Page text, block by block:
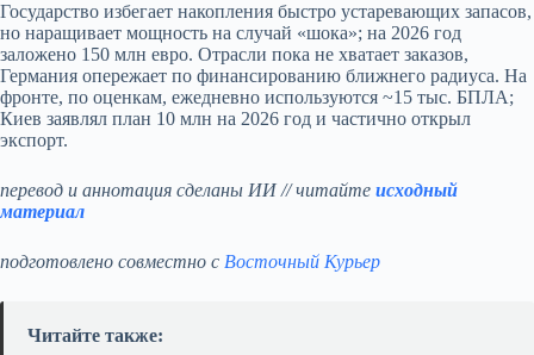
Государство избегает накопления быстро устаревающих запасов,
но наращивает мощность на случай «шока»; на 2026 год
заложено 150 млн евро. Отрасли пока не хватает заказов,
Германия опережает по финансированию ближнего радиуса. На
фронте, по оценкам, ежедневно используются ~15 тыс. БПЛА;
Киев заявлял план 10 млн на 2026 год и частично открыл
экспорт.
перевод и аннотация сделаны ИИ // читайте исходный
материал
подготовлено совместно с Восточный Курьер
Читайте также: